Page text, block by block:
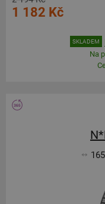
1 182 Kč
SKLADEM
Na
165